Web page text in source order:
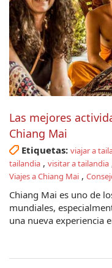
Las mejores
Chiang Mai
Etiquetas: viajar a
tailandia , visitar a tailandia
Viajes a Chiang Mai ,
Chiang Mai es uno de
mundiales,
una nueva experiencia